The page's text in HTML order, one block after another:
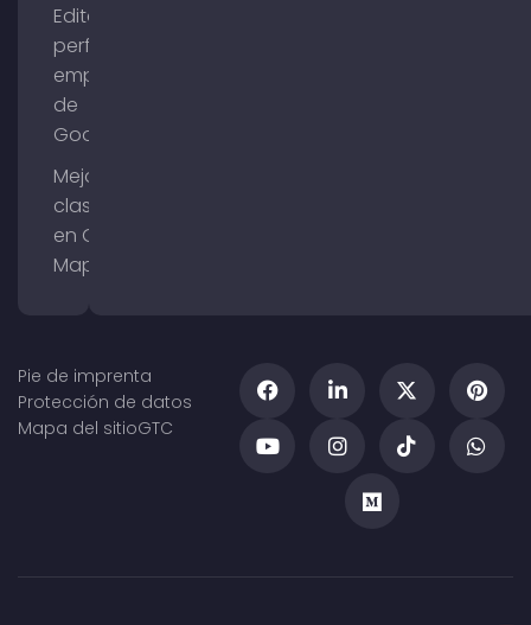
Editar el
perfil de
empresa
de
Google
Mejorar la
clasificación
en Google
Maps
Pie de imprenta
Protección de datos
Mapa del sitioGTC